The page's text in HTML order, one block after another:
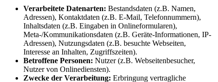
Verarbeitete Datenarten: Bestandsdaten (z.B. Namen,
Adressen), Kontaktdaten (z.B. E-Mail, Telefonnummern),
Inhaltsdaten (z.B. Eingaben in Onlineformularen),
Meta-/Kommunikationsdaten (z.B. Geräte-Informationen, IP-
Adressen), Nutzungsdaten (z.B. besuchte Webseiten,
Interesse an Inhalten, Zugriffszeiten).
Betroffene Personen: Nutzer (z.B. Webseitenbesucher,
Nutzer von Onlinediensten).
Zwecke der Verarbeitung: Erbringung vertragliche